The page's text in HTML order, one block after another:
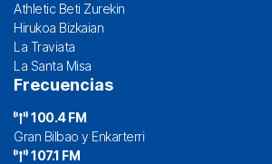
Athletic Beti Zurekin
Hirukoa Bizkaian
La Traviata
La Santa Misa
Frecuencias
100.4 FM
Gran Bilbao y Enkarterri
107.1 FM